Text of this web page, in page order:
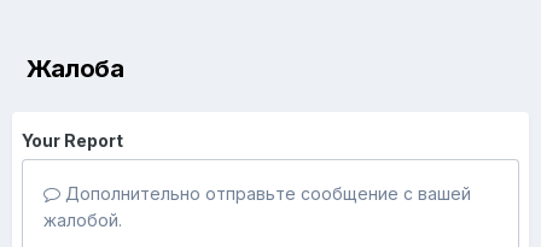
Жалоба
Your Report
Дополнительно отправьте сообщение с вашей
жалобой.